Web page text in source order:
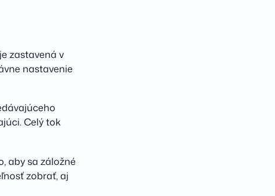
zastavená v
nastavenie
Celý tok
aby sa záložné
zobrať, aj